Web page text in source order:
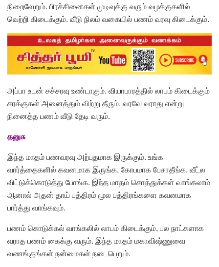
நிறைவேறும். பிரச்சினைகள் முடிவுக்கு வரும் வழக்குகளில்
வெற்றி கிடைக்கும். வீடு நிலம் வகையில் பணம் வரவு கிடைக்கும்.
அப்பா உடன் சச்சரவு உண்டாகும். வியாபாரத்தில் லாபம் கிடைக்கும்
சரக்குகள் அனைத்தும் விற்று தீரும். வரவே வராது என்று
நினைத்த பணம் வீடு தேடி வரும்.
தனுசு
இந்த மாதம் பணவரவு அற்புதமாக இருக்கும். உங்க
வார்த்தைகளில் கவனமாக இருங்க. கோபமாக பேசாதீங்க. வீட்ல
விட்டுக்கொடுத்து போங்க. இந்த மாதம் சொத்துக்கள் வாங்கலாம்
ஆனால் அதன் தாய் பத்திரம் மூல பத்திரங்களை கவனமாக
பார்த்து வாங்கவும்.
பணம் கொடுக்கல் வாங்கலில் லாபம் கிடைக்கும், பல நாட்களாக
வராத பணம் கைக்கு வரும். இந்த மாதம் மகாவிஷ்ணுவை
வணங்குங்கள் நன்மைகள் நடைபெறும்.